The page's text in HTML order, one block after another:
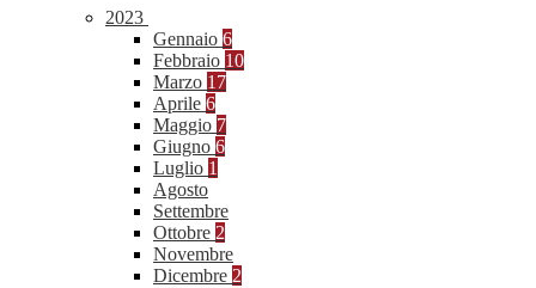
2023
Gennaio 6
Febbraio 10
Marzo 17
Aprile 6
Maggio 7
Giugno 6
Luglio 1
Agosto
Settembre
Ottobre 2
Novembre
Dicembre 2